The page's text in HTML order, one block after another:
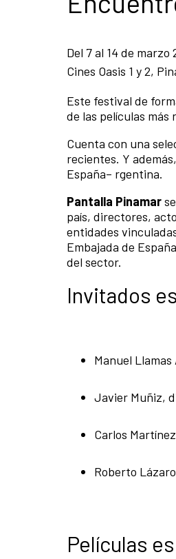
Del 7 al 14 de marzo
Cines Oasis 1 y 2,
Este festival de
de las películas
Cuenta con una
recientes. Y
España– rgentina.
Pantalla Pinamar
país, directores,
entidades
Embajada de
del sector.
Invitados
Manuel
Javier Muñiz,
Carlos
Roberto
Películas